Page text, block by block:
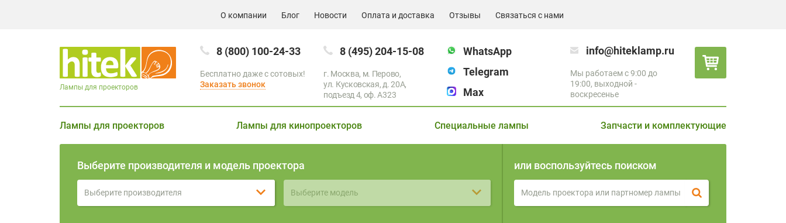
О компании Блог Новости Оплата и доставка Отзывы Связаться с нами
8 (800) 100-24-33
Бесплатно даже с сотовых!
Заказать звонок
8 (495) 204-15-08
г. Москва, м. Перово,
ул. Кусковская, д. 20А,
подъезд 4, оф. A323
WhatsApp
Telegram
Max
info@hiteklamp.ru
Мы работаем с 9:00 до
19:00, выходной -
воскресенье
Лампы для проекторов
Лампы для проекторов Лампы для кинопроекторов Специальные лампы Запчасти и комплектующие
Выберите производителя и модель проектора
Выберите производителя Выберите модель
или воспользуйтесь поиском